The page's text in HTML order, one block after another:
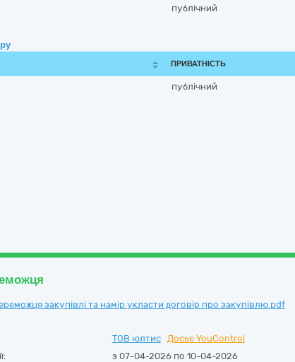
публічний
ПРИВАТНІСТЬ
публічний
закупівлі та намір укласти договір про закупівлю.pdf
ТОВ юлтис
Досьє YouControl
з 07-04-2026 по 10-04-2026